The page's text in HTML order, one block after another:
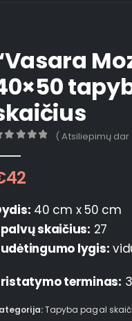
( Atsiliepimų dar
42
40 cm x 50 cm
skaičius: 27
lygis:
terminas:
Tapyba pagal